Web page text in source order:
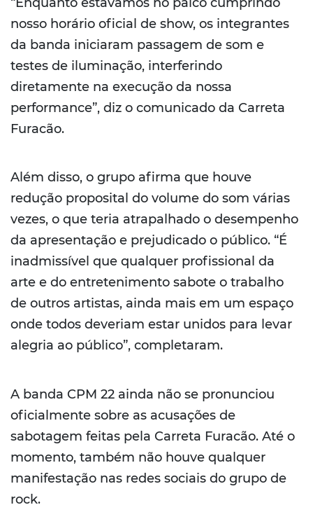
nosso horário oficial de show, os integrantes
da banda iniciaram passagem de som e
testes de iluminação, interferindo
diretamente na execução da nossa
performance”, diz o comunicado da Carreta
Furacão.
Além disso, o grupo afirma que houve
redução proposital do volume do som várias
vezes, o que teria atrapalhado o desempenho
da apresentação e prejudicado o público. “É
inadmissível que qualquer profissional da
arte e do entretenimento sabote o trabalho
de outros artistas, ainda mais em um espaço
onde todos deveriam estar unidos para levar
alegria ao público”, completaram.
A banda CPM 22 ainda não se pronunciou
oficialmente sobre as acusações de
sabotagem feitas pela Carreta Furacão. Até o
momento, também não houve qualquer
manifestação nas redes sociais do grupo de
rock.